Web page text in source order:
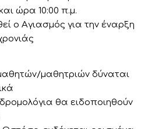
ώρα 10:00 π.μ.
ο Αγιασμός για την έναρξη
μαθητριών δύναται
θα ειδοποιηθούν